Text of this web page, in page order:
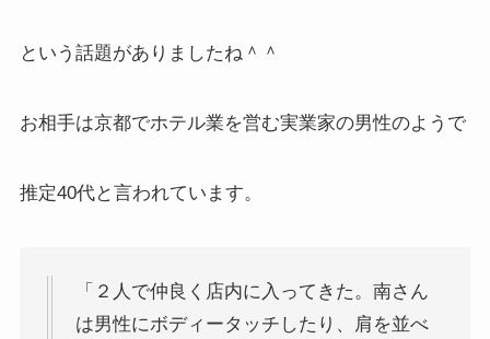
という話題がありましたね＾＾
お相手は京都でホテル業を営む実業家の男性のようで
推定40代と言われています。
「２人で仲良く店内に入ってきた。南さん
は男性にボディータッチしたり、肩を並べ